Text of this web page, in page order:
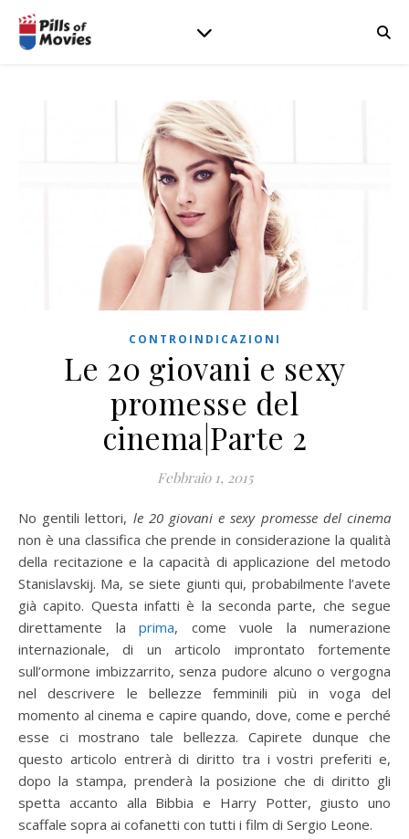
CONTROINDICAZIONI
Le 20 giovani e sexy
promesse del
cinema|Parte 2
Febbraio 1, 2015
No gentili lettori, le 20 giovani e sexy promesse del cinema
non è una classifica che prende in considerazione la qualità
della recitazione e la capacità di applicazione del metodo
Stanislavskij. Ma, se siete giunti qui, probabilmente l’avete
già capito. Questa infatti è la seconda parte, che segue
direttamente la prima, come vuole la numerazione
internazionale, di un articolo improntato fortemente
sull’ormone imbizzarrito, senza pudore alcuno o vergogna
nel descrivere le bellezze femminili più in voga del
momento al cinema e capire quando, dove, come e perché
esse ci mostrano tale bellezza. Capirete dunque che
questo articolo entrerà di diritto tra i vostri preferiti e,
dopo la stampa, prenderà la posizione che di diritto gli
spetta accanto alla Bibbia e Harry Potter, giusto uno
scaffale sopra ai cofanetti con tutti i film di Sergio Leone.